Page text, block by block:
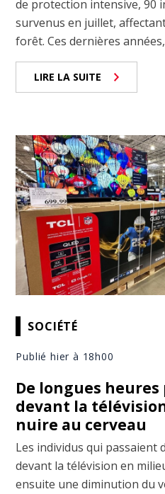
de protection intensive, 90
survenus en juillet,
forêt. Ces dernières années,
LIRE LA SUITE
SOCIÉTÉ
Publié hier à 18h00
De longues heures
devant la
nuire au cerveau
Les individus qui passaient
devant la télévision en
ensuite une diminution du